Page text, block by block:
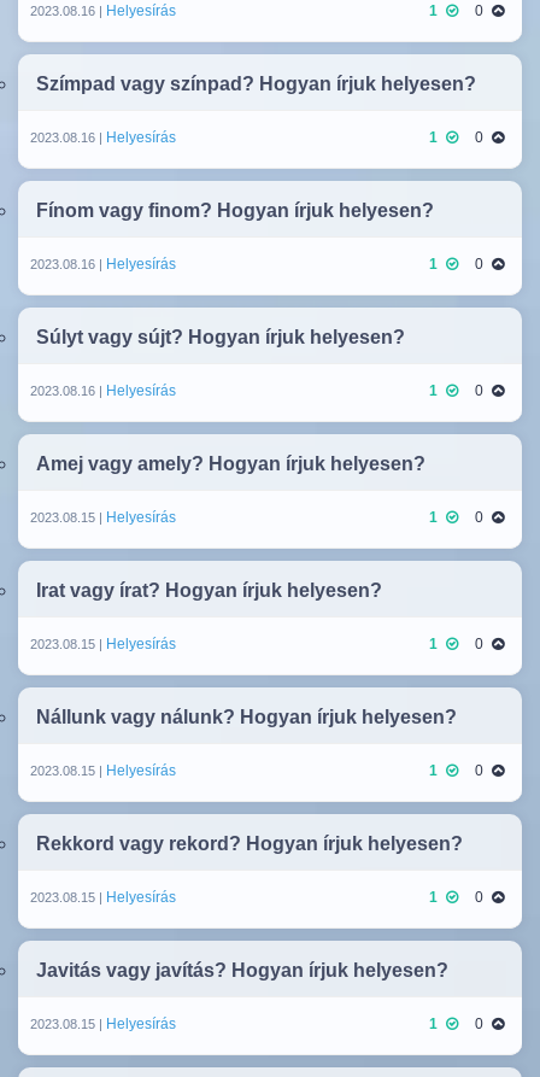
2023.08.16 | Helyesírás 1 0
Szímpad vagy színpad? Hogyan írjuk helyesen?
2023.08.16 | Helyesírás 1 0
Fínom vagy finom? Hogyan írjuk helyesen?
2023.08.16 | Helyesírás 1 0
Súlyt vagy sújt? Hogyan írjuk helyesen?
2023.08.16 | Helyesírás 1 0
Amej vagy amely? Hogyan írjuk helyesen?
2023.08.15 | Helyesírás 1 0
Irat vagy írat? Hogyan írjuk helyesen?
2023.08.15 | Helyesírás 1 0
Nállunk vagy nálunk? Hogyan írjuk helyesen?
2023.08.15 | Helyesírás 1 0
Rekkord vagy rekord? Hogyan írjuk helyesen?
2023.08.15 | Helyesírás 1 0
Javitás vagy javítás? Hogyan írjuk helyesen?
2023.08.15 | Helyesírás 1 0